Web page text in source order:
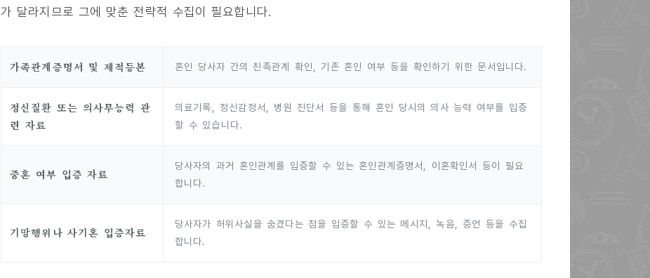
가 달라지므로 그에 맞춘 전략적 수집이 필요합니다.
가족관계증명서 및 제적등본 혼인 당사자 간의 친족관계 확인, 기존 혼인 여부 등을 확인하기 위한 문서입니다.
정신질환 또는 의사무능력 관
련 자료
의료기록, 정신감정서, 병원 진단서 등을 통해 혼인 당시의 의사 능력 여부를 입증
할 수 있습니다.
중혼 여부 입증 자료
당사자의 과거 혼인관계를 입증할 수 있는 혼인관계증명서, 이혼확인서 등이 필요
합니다.
기망행위나 사기혼 입증자료
당사자가 허위사실을 숨겼다는 점을 입증할 수 있는 메시지, 녹음, 증언 등을 수집
합니다.